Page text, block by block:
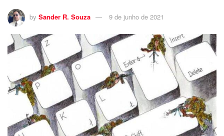
by Sander R. Souza 9 de junho de 2021